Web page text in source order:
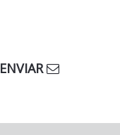
ENVIAR